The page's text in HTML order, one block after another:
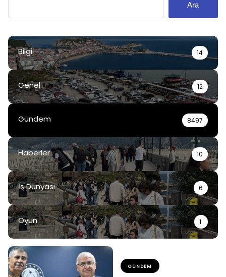
Ara
Bilgi 14
Genel 12
Gündem 8497
Haberler 10
İş Dünyası 6
Oyun 1
GÜNDEM